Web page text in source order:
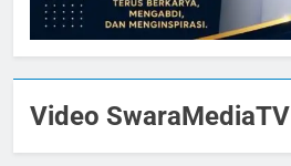
Video SwaraMediaTV